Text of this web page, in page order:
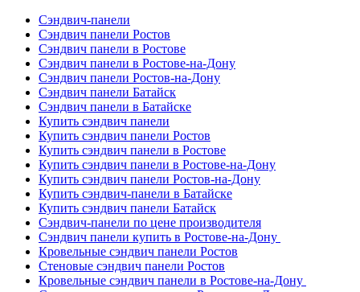
Сэндвич-панели
Cэндвич панели Ростов
Cэндвич панели в Ростове
Cэндвич панели в Ростове-на-Дону
Cэндвич панели Ростов-на-Дону
Cэндвич панели Батайск
Cэндвич панели в Батайске
Купить сэндвич панели
Купить сэндвич панели Ростов
Купить сэндвич панели в Ростове
Купить сэндвич панели в Ростове-на-Дону
Купить сэндвич панели Ростов-на-Дону
Купить сэндвич-панели в Батайске
Купить сэндвич панели Батайск
Сэндвич-панели по цене производителя
Сэндвич панели купить в Ростове-на-Дону
Кровельные сэндвич панели Ростов
Стеновые сэндвич панели Ростов
Кровельные сэндвич панели в Ростове-на-Дону